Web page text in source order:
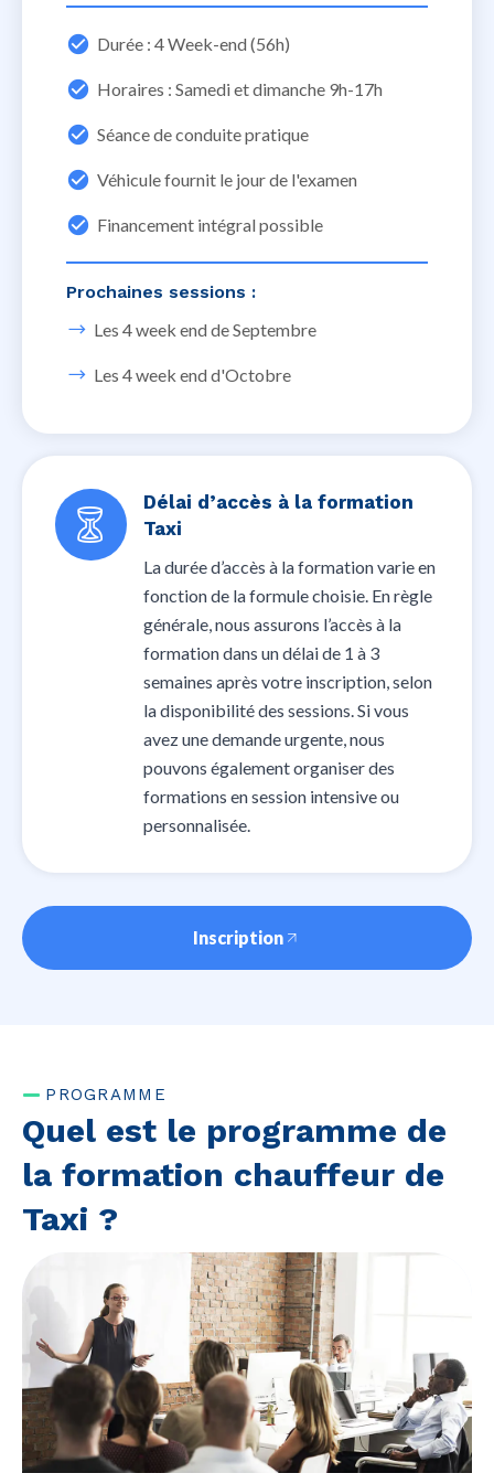
Durée : 4 Week-end (56h)
Horaires : Samedi et dimanche 9h-17h
Séance de conduite pratique
Véhicule fournit le jour de l'examen
Financement intégral possible
Prochaines sessions :
Les 4 week end de Septembre
Les 4 week end d'Octobre
Délai d’accès à la formation
Taxi
La durée d’accès à la formation varie en
fonction de la formule choisie. En règle
générale, nous assurons l’accès à la
formation dans un délai de 1 à 3
semaines après votre inscription, selon
la disponibilité des sessions. Si vous
avez une demande urgente, nous
pouvons également organiser des
formations en session intensive ou
personnalisée.
Inscription
PROGRAMME
Quel est le programme de
la formation chauffeur de
Taxi ?